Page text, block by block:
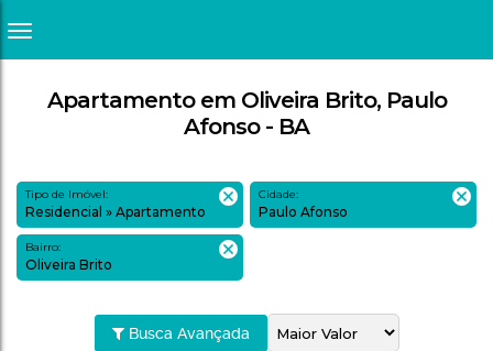
Apartamento em Oliveira Brito, Paulo
Afonso - BA
Tipo de Imóvel:
Residencial » Apartamento
Cidade:
Paulo Afonso
Bairro:
Oliveira Brito
Busca Avançada